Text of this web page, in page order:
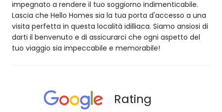
impegnato a rendere il tuo soggiorno indimenticabile.
Lascia che Hello Homes sia la tua porta d'accesso a una
visita perfetta in questa località idilliaca. Siamo ansiosi di
darti il benvenuto e di assicurarci che ogni aspetto del
tuo viaggio sia impeccabile e memorabile!
Rating